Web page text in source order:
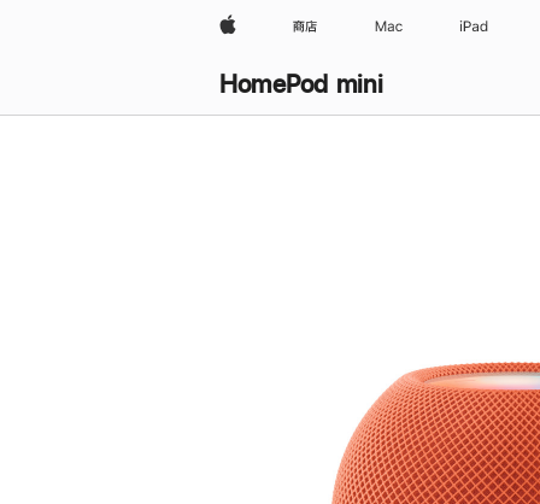
Apple 商店 Mac iPad
HomePod mini